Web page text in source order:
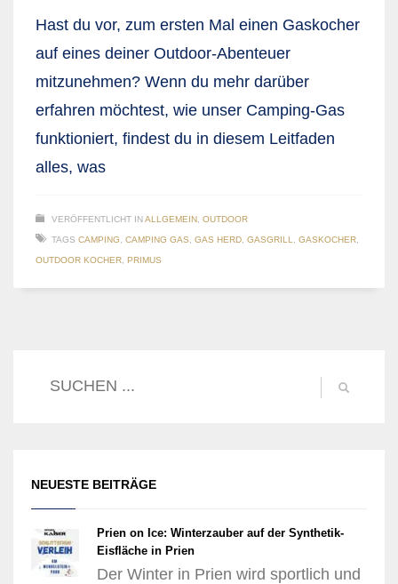
Hast du vor, zum ersten Mal einen Gaskocher
auf eines deiner Outdoor-Abenteuer
mitzunehmen? Wenn du mehr darüber
erfahren möchtest, wie unser Camping-Gas
funktioniert, findest du in diesem Leitfaden
alles, was
VERÖFFENTLICHT INALLGEMEIN OUTDOOR
TAGS CAMPING CAMPING GAS GAS HERD GASGRILL GASKOCHER
OUTDOOR KOCHER PRIMUS
NEUESTE BEITRÄGE
Prien on Ice: Winterzauber auf der Synthetik-
Eisfläche in Prien
Der Winter in Prien wird sportlich und